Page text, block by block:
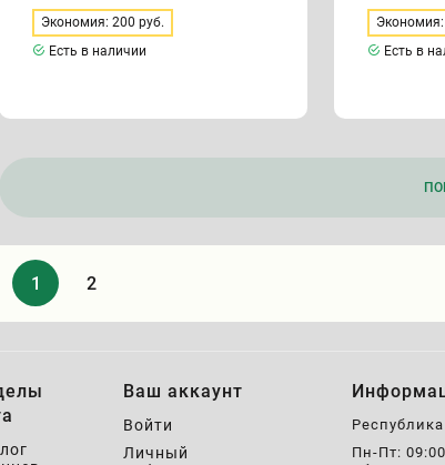
Экономия: 200 руб.
Есть в наличии
Экономия:
Есть в
1 2
Ваш аккаунт
Войти
Личный
Пн-Пт: